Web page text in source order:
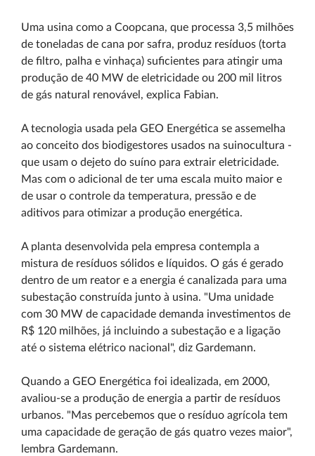
Uma usina como a Coopcana, que processa 3,5 milhões
de toneladas de cana por safra, produz resíduos (torta
de filtro, palha e vinhaça) suficientes para atingir uma
produção de 40 MW de eletricidade ou 200 mil litros
de gás natural renovável, explica Fabian.
A tecnologia usada pela GEO Energética se assemelha
ao conceito dos biodigestores usados na suinocultura -
que usam o dejeto do suíno para extrair eletricidade.
Mas com o adicional de ter uma escala muito maior e
de usar o controle da temperatura, pressão e de
aditivos para otimizar a produção energética.
A planta desenvolvida pela empresa contempla a
mistura de resíduos sólidos e líquidos. O gás é gerado
dentro de um reator e a energia é canalizada para uma
subestação construída junto à usina. "Uma unidade
com 30 MW de capacidade demanda investimentos de
R$ 120 milhões, já incluindo a subestação e a ligação
até o sistema elétrico nacional", diz Gardemann.
Quando a GEO Energética foi idealizada, em 2000,
avaliou-se a produção de energia a partir de resíduos
urbanos. "Mas percebemos que o resíduo agrícola tem
uma capacidade de geração de gás quatro vezes maior",
lembra Gardemann.